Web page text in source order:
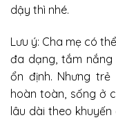
dậy thì nhé.
Lưu ý: Cha mẹ có
đa dạng, tắm nắng
ổn định. Nhưng
hoàn toàn, sống ở
lâu dài theo